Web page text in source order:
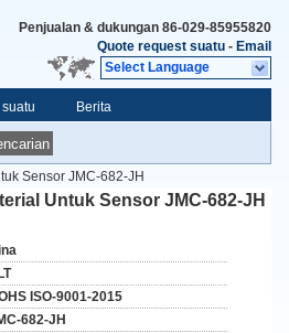
Penjualan & dukungan 86-029-85955820
Quote request suatu - Email
Select Language
Berita
Sensor JMC-682-JH
Untuk Sensor JMC-682-JH
ISO-9001-2015
682-JH